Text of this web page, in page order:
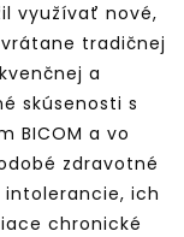
využívať nové,
tradičnej
a
skúsenosti s
BICOM a vo
zdravotné
ich
chronické